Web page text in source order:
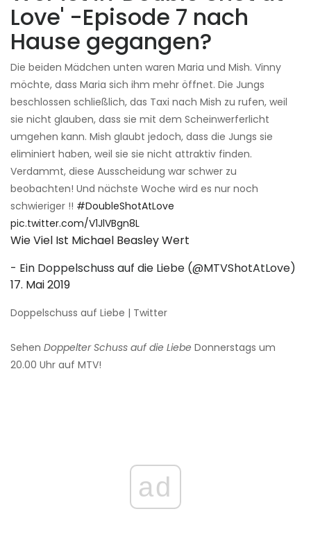
Love' -Episode 7 nach
Hause gegangen?
Die beiden Mädchen unten waren Maria und Mish. Vinny
möchte, dass Maria sich ihm mehr öffnet. Die Jungs
beschlossen schließlich, das Taxi nach Mish zu rufen, weil
sie nicht glauben, dass sie mit dem Scheinwerferlicht
umgehen kann. Mish glaubt jedoch, dass die Jungs sie
eliminiert haben, weil sie sie nicht attraktiv finden.
Verdammt, diese Ausscheidung war schwer zu
beobachten! Und nächste Woche wird es nur noch
schwieriger !! #DoubleShotAtLove
pic.twitter.com/V1JlVBgn8L
Wie Viel Ist Michael Beasley Wert
- Ein Doppelschuss auf die Liebe (@MTVShotAtLove)
17. Mai 2019
Doppelschuss auf Liebe | Twitter
Sehen Doppelter Schuss auf die Liebe Donnerstags um
20.00 Uhr auf MTV!
ad